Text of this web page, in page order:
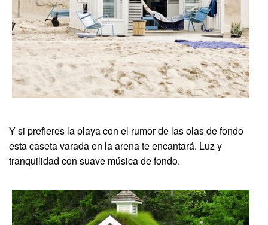
Y si prefieres la playa con el rumor de las olas de fondo
esta caseta varada en la arena te encantará. Luz y
tranquilidad con suave música de fondo.